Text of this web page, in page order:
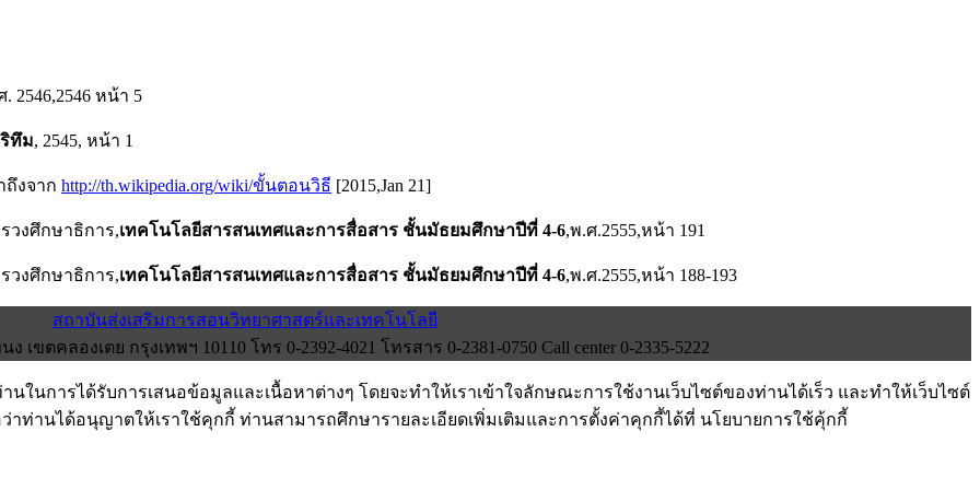
หน้า 5
ทึม, 2545, หน้า 1
ถึงจาก http://th.wikipedia.org/wiki/ขั้นตอนวิธี [2015,Jan 21]
งศึกษาธิการ,เทคโนโลยีสารสนเทศและการสื่อสาร ชั้นมัธยมศึกษาปีที่ 4-6,พ.ศ.2555,หน้า 191
งศึกษาธิการ,เทคโนโลยีสารสนเทศและการสื่อสาร ชั้นมัธยมศึกษาปีที่ 4-6,พ.ศ.2555,หน้า 188-193
สถาบันส่งเสริมการสอนวิทยาศาสตร์และเทคโนโลยี
ขตคลองเตย กรุงเทพฯ 10110 โทร 0-2392-4021 โทรสาร 0-2381-0750 Call center 0-2335-5222
ในการได้รับการเสนอข้อมูลและเนื้อหาต่างๆ โดยจะทำให้เราเข้าใจลักษณะการใช้งานเว็บไซต์ของท่านได้เร็ว และทำให้เว็บไซต์
ว่าท่านได้อนุญาตให้เราใช้คุกกี้ ท่านสามารถศึกษารายละเอียดเพิ่มเติมและการตั้งค่าคุกกี้ได้ที่ นโยบายการใช้คุ้กกี้